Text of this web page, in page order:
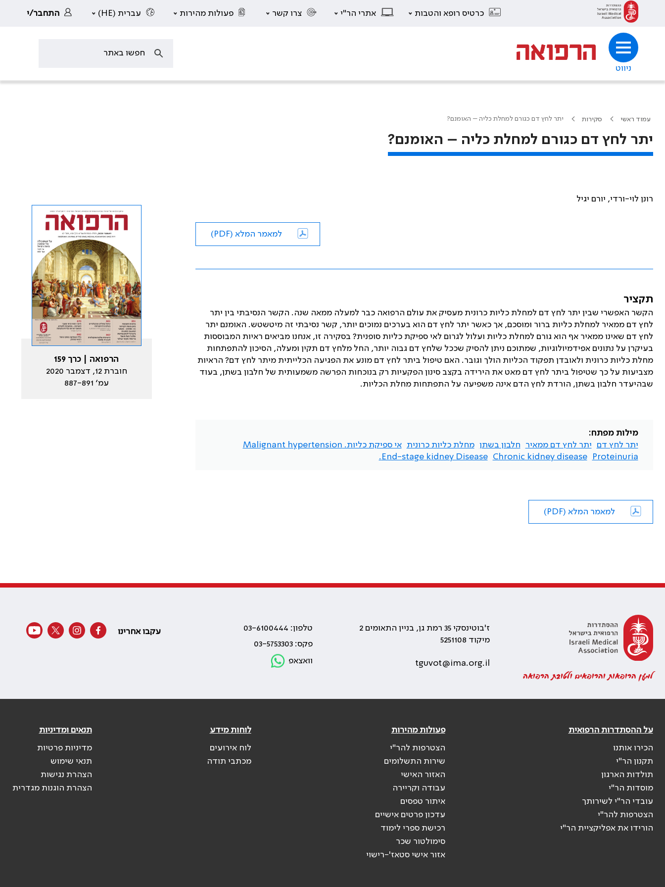
כרטיס רופא והטבות אתרי הר"י צרו קשר פעולות מהירות עברית (HE) התחבר/י
ניווט
עמוד ראשי סקירות יתר לחץ דם כגורם למחלת כליה – האומנם?
יתר לחץ דם כגורם למחלת כליה – האומנם?
רונן לוי-ורדי, יורם יגיל
למאמר המלא (PDF)
תקציר
הקשר האפשרי שבין יתר לחץ דם למחלת כליות כרונית מעסיק את עולם הרפואה כבר למעלה ממאה שנה. הקשר הנסיבתי בין יתר
לחץ דם ממאיר למחלת כליות ברור ומוסכם, אך כאשר יתר לחץ דם הוא בערכים נמוכים יותר, קשר נסיבתי זה מיטשטש. האומנם יתר
לחץ דם שאינו ממאיר אף הוא גורם למחלת כליות ועלול לגרום לאי ספיקת כליות סופנית? בסקירה זו, אנחנו מביאים ראיות המבוססות
בעיקרן על נתונים אפידמיולוגיות, שמתוכם ניתן להסיק שככל שלחץ דם גבוה יותר, החל מלחץ דם תקין ומעלה, הסיכון להתפתחות
מחלת כליות כרונית ולאובדן תפקוד הכליות הולך וגובר. האם טיפול ביתר לחץ דם מונע את הפגיעה הכלייתית מיתר לחץ דם? הראיות
מצביעות על כך שטיפול ביתר לחץ דם מאט את הירידה בקצב סינון הפקעיות רק בנוכחות הפרשה משמעותית של חלבון בשתן, בעוד
שבהיעדר חלבון בשתן, הורדת לחץ הדם אינה משפיעה על התפתחות מחלת הכליות.
מילות מפתח:
יתר לחץ דם
יתר לחץ דם ממאיר חלבון בשתן מחלת כליות כרונית
אי ספיקת כליות. Malignant hypertension
Proteinuria
Chronic kidney disease
End-stage kidney Disease.
למאמר המלא (PDF)
הרפואה | כרך 159
חוברת 12, דצמבר 2020
עמ׳ 887-891
למען הרופאות והרופאים ולטובת הרפואה
ז'בוטינסקי 35 רמת גן, בניין התאומים 2
מיקוד 5251108
tguvot@ima.org.il
טלפון: 03-6100444
פקס: 03-5753303
וואצאפ
עקבו אחרינו
על ההסתדרות הרפואית
הכירו אותנו
תקנון הר"י
תולדות הארגון
מוסדות הר"י
עובדי הר"י לשירותך
הצטרפות להר"י
הורידו את אפליקציית הר"י
פעולות מהירות
הצטרפות להר"י
שירות התשלומים
האזור האישי
עבודה וקריירה
איתור טפסים
עדכון פרטים אישיים
רכישת ספרי לימוד
סימולטור שכר
אזור אישי סטאז'-רישוי
לוחות מידע
לוח אירועים
מכתבי תודה
תנאים ומדיניות
מדיניות פרטיות
תנאי שימוש
הצהרת נגישות
הצהרת הוגנות מגדרית